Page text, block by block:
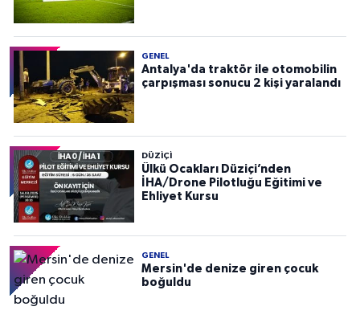
GENEL
Antalya'da traktör ile otomobilin
çarpışması sonucu 2 kişi yaralandı
DÜZIÇI
Ülkü Ocakları Düziçi’nden
İHA/Drone Pilotluğu Eğitimi ve
Ehliyet Kursu
GENEL
Mersin'de denize giren çocuk
boğuldu